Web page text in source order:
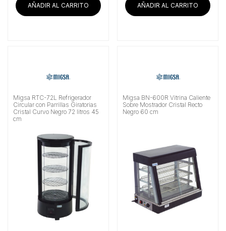
AÑADIR AL CARRITO AÑADIR AL CARRITO
Migsa RTC-72L Refrigerador
Circular con Parrillas Giratorias
Cristal Curvo Negro 72 litros 45
cm
Migsa BN-600R Vitrina Caliente
Sobre Mostrador Cristal Recto
Negro 60 cm